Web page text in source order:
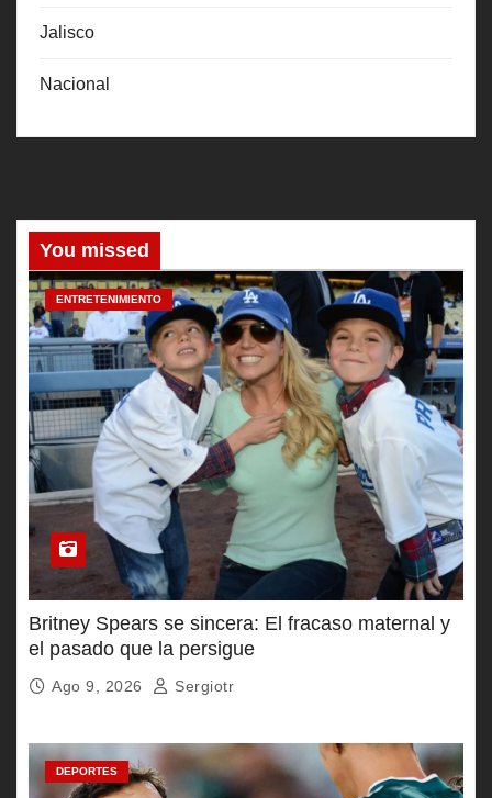
Jalisco
Nacional
You missed
ENTRETENIMIENTO
Britney Spears se sincera: El fracaso maternal y
el pasado que la persigue
Ago 9, 2026 Sergiotr
DEPORTES